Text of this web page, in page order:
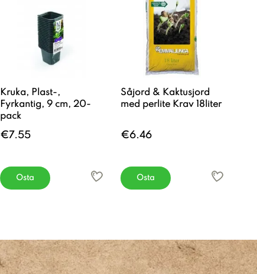
Kruka, Plast-,
Fyrkantig, 9 cm, 20-
pack
€7.55
Osta
Såjord & Kaktusjord
med perlite Krav 18liter
€6.46
Osta